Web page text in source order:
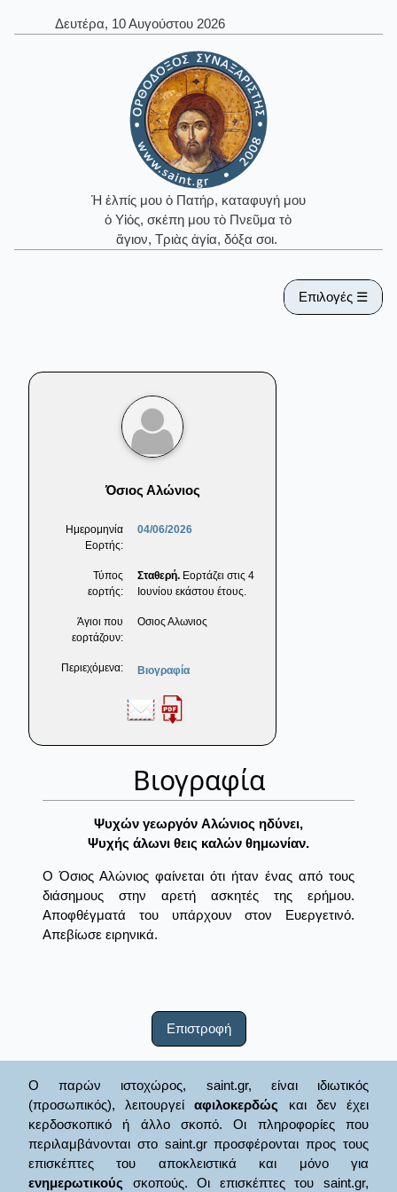
Δευτέρα, 10 Αυγούστου 2026
Ἡ ἐλπίς μου ὁ Πατήρ, καταφυγή μου
ὁ Υἱός, σκέπη μου τὸ Πνεῦμα τὸ
ἅγιον, Τριὰς ἁγία, δόξα σοι.
Επιλογές ☰
Όσιος Αλώνιος
Ημερομηνία
Εορτής:
04/06/2026
Τύπος
εορτής:
Σταθερή. Εορτάζει στις 4
Ιουνίου εκάστου έτους.
Άγιοι που
εορτάζουν:
Οσιος Αλωνιος
Περιεχόμενα: Βιογραφία
Βιογραφία
Ψυχών γεωργόν Aλώνιος ηδύνει,
Ψυχής άλωνι θεις καλών θημωνίαν.
Ο Όσιος Αλώνιος φαίνεται ότι ήταν ένας από τους
διάσημους στην αρετή ασκητές της ερήμου.
Αποφθέγματά του υπάρχουν στον Ευεργετινό.
Απεβίωσε ειρηνικά.
Επιστροφή
Ο παρών ιστοχώρος, saint.gr, είναι ιδιωτικός
(προσωπικός), λειτουργείαφιλοκερδώς και δεν έχει
κερδοσκοπικό ή άλλο σκοπό. Οι πληροφορίες που
περιλαμβάνονται στο saint.gr προσφέρονται προς τους
επισκέπτες του αποκλειστικά και μόνο για
ενημερωτικούς σκοπούς. Οι επισκέπτες του saint.gr,